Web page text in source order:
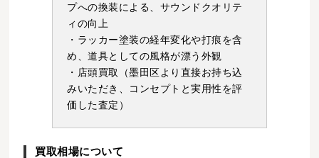
プへの換装による、サウンドクオリテ
ィの向上
・ラッカー塗装の経年変化や打痕を含
め、道具としての風格が漂う外観
・店頭買取（墨田区より直接お持ち込
みいただき、コンセプトと実用性を評
価した査定）
買取相場について